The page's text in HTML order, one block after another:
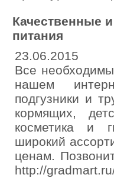
Качественные
питания
23.06.2015
Все
нашем
подгузники и
кормящих,
косметика и
широкий
ценам.
http://